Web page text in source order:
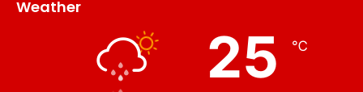
Weather
25 ℃